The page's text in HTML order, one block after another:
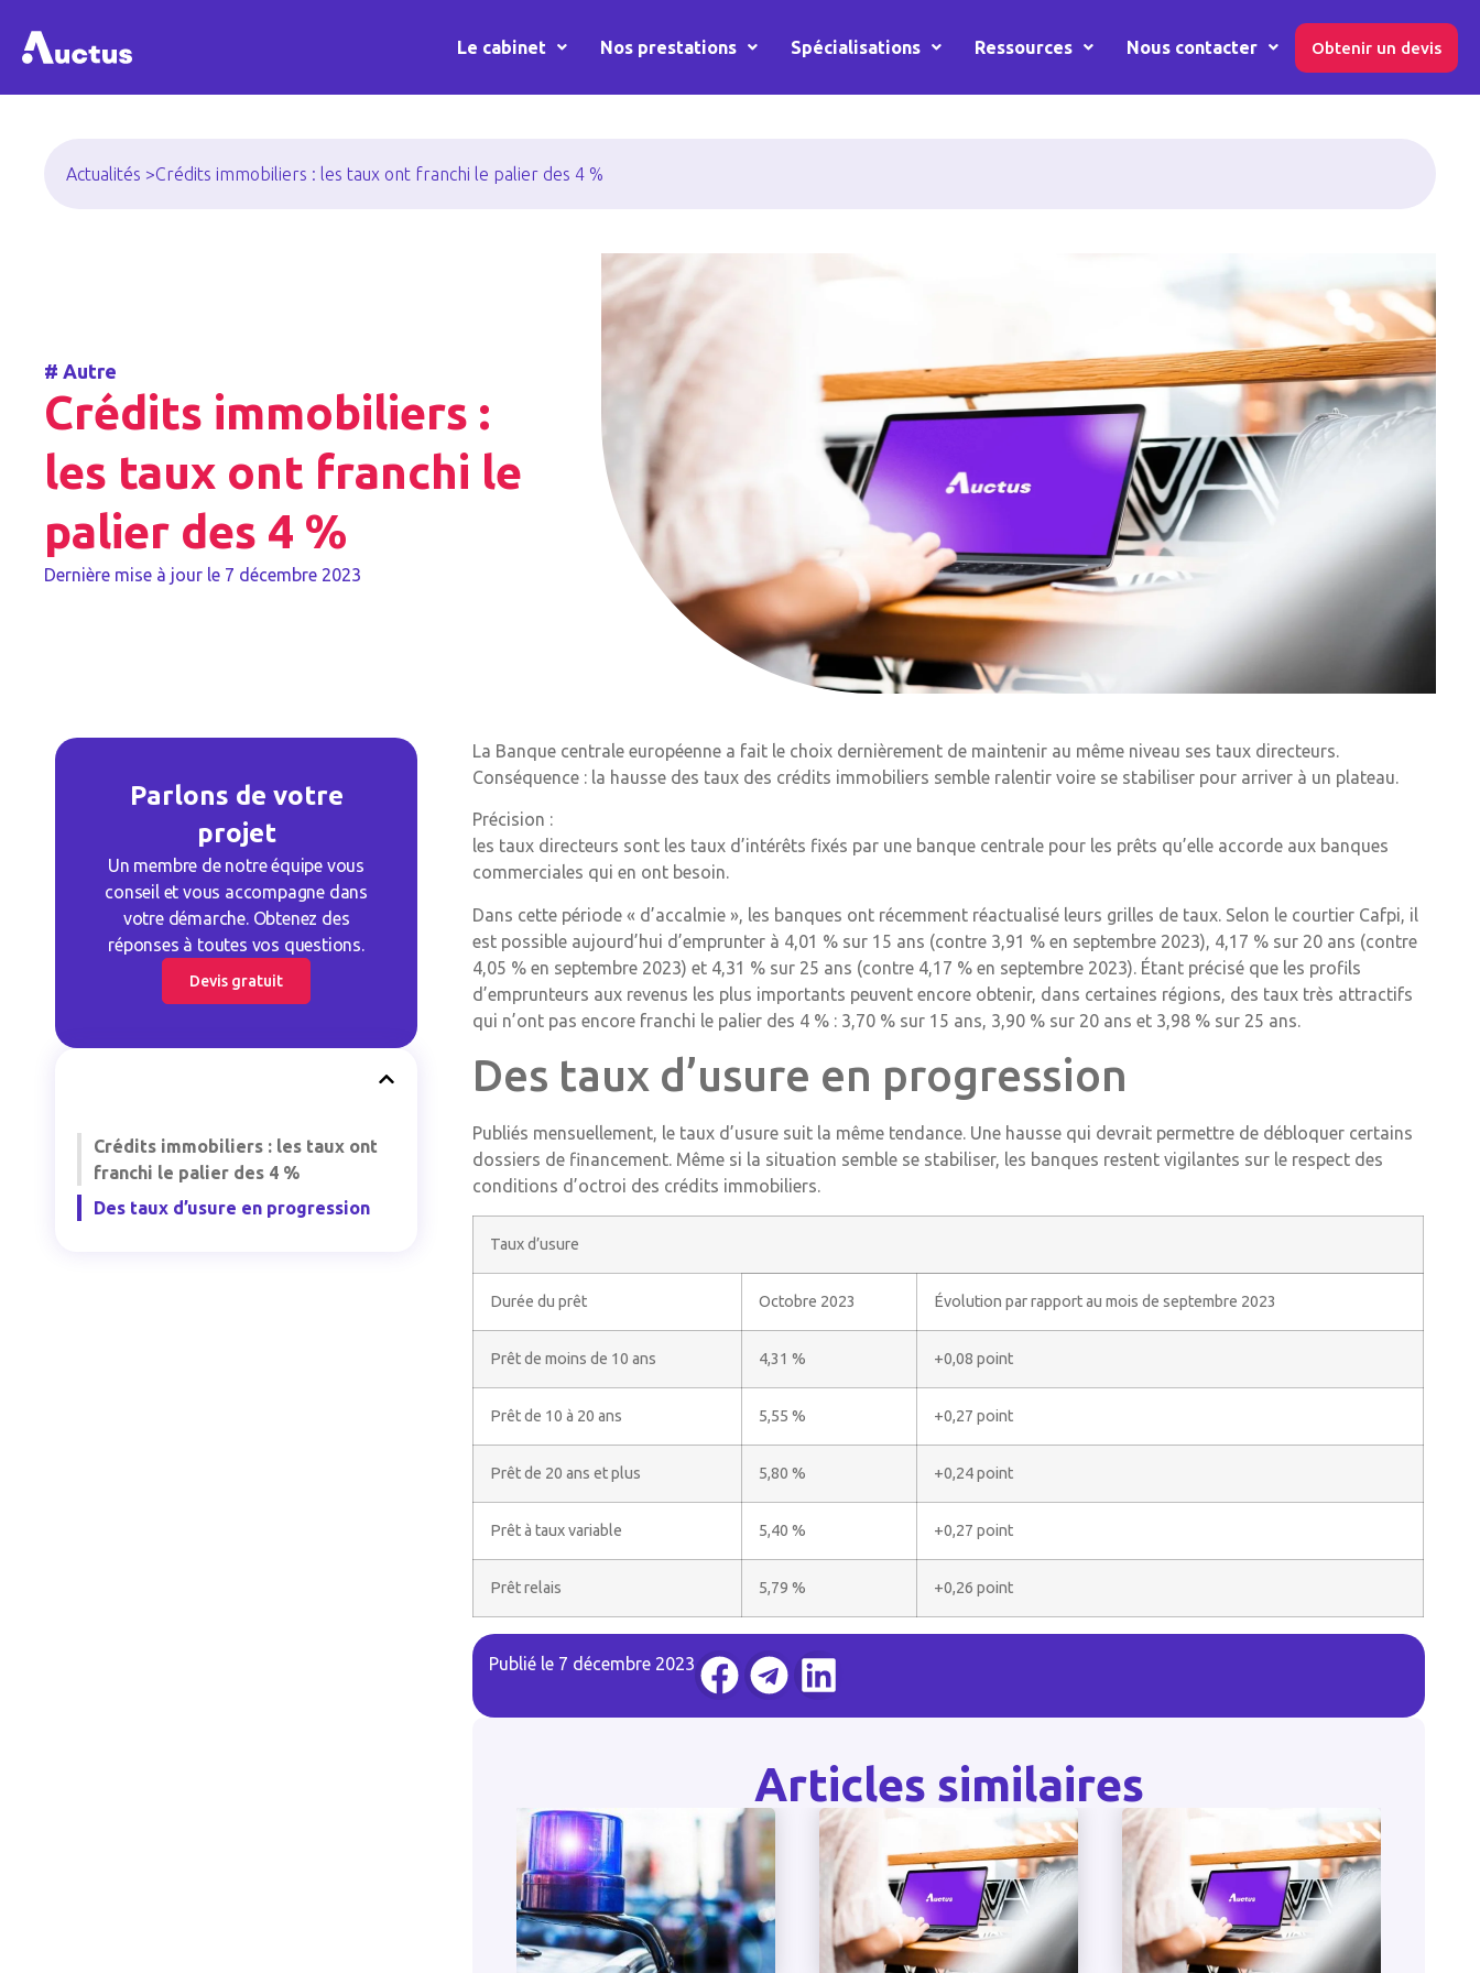
Le cabinet Nos prestations Spécialisations Ressources Nous contacter Obtenir un devis
Actualités >Crédits immobiliers : les taux ont franchi le palier des 4 %
# Autre
Crédits immobiliers :
les taux ont franchi le
palier des 4 %
Dernière mise à jour le 7 décembre 2023
Parlons de votre
projet
Un membre de notre équipe vous
conseil et vous accompagne dans
votre démarche. Obtenez des
réponses à toutes vos questions.
Devis gratuit
Crédits immobiliers : les taux ont
franchi le palier des 4 %
Des taux d’usure en progression
La Banque centrale européenne a fait le choix dernièrement de maintenir au même niveau ses taux directeurs.
Conséquence : la hausse des taux des crédits immobiliers semble ralentir voire se stabiliser pour arriver à un plateau.
Précision :
les taux directeurs sont les taux d’intérêts fixés par une banque centrale pour les prêts qu’elle accorde aux banques
commerciales qui en ont besoin.
Dans cette période « d’accalmie », les banques ont récemment réactualisé leurs grilles de taux. Selon le courtier Cafpi, il
est possible aujourd’hui d’emprunter à 4,01 % sur 15 ans (contre 3,91 % en septembre 2023), 4,17 % sur 20 ans (contre
4,05 % en septembre 2023) et 4,31 % sur 25 ans (contre 4,17 % en septembre 2023). Étant précisé que les profils
d’emprunteurs aux revenus les plus importants peuvent encore obtenir, dans certaines régions, des taux très attractifs
qui n’ont pas encore franchi le palier des 4 % : 3,70 % sur 15 ans, 3,90 % sur 20 ans et 3,98 % sur 25 ans.
Des taux d’usure en progression
Publiés mensuellement, le taux d’usure suit la même tendance. Une hausse qui devrait permettre de débloquer certains
dossiers de financement. Même si la situation semble se stabiliser, les banques restent vigilantes sur le respect des
conditions d’octroi des crédits immobiliers.
Taux d’usure
Durée du prêt Octobre 2023 Évolution par rapport au mois de septembre 2023
Prêt de moins de 10 ans 4,31 % +0,08 point
Prêt de 10 à 20 ans 5,55 % +0,27 point
Prêt de 20 ans et plus 5,80 % +0,24 point
Prêt à taux variable 5,40 % +0,27 point
Prêt relais 5,79 % +0,26 point
Publié le 7 décembre 2023
Articles similaires